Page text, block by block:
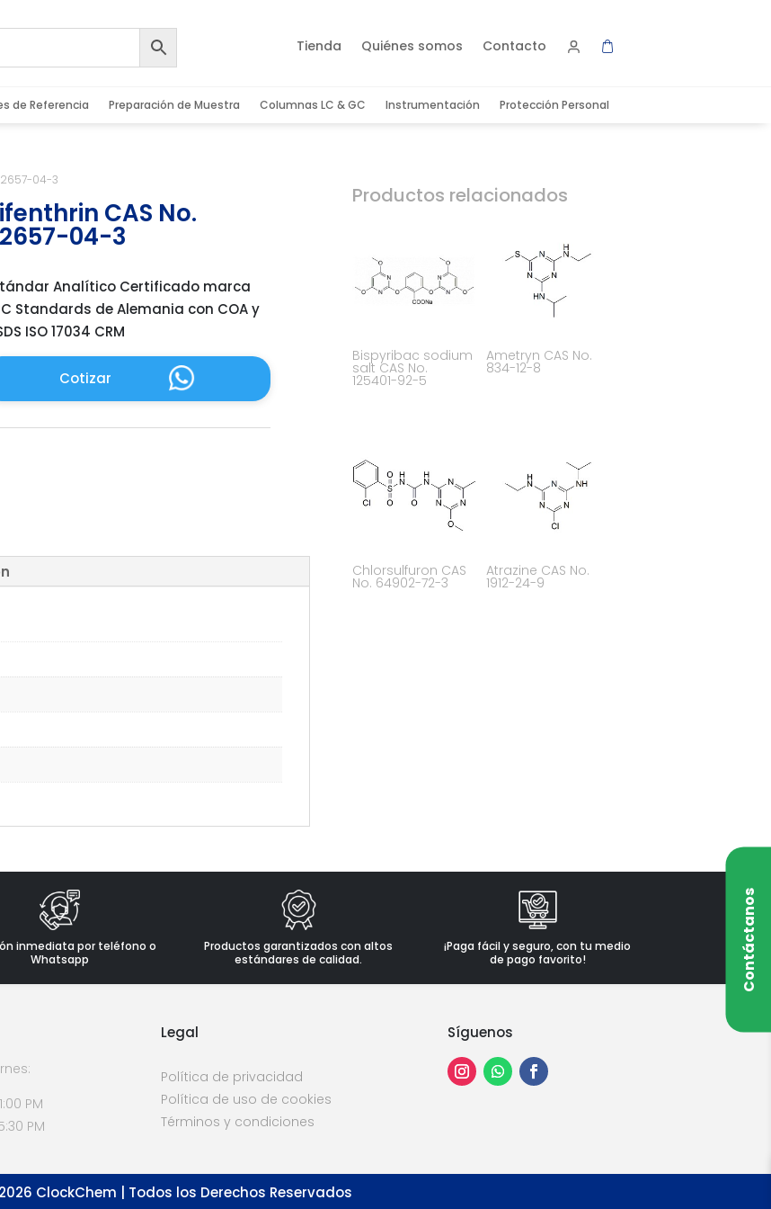
Tienda Quiénes somos Contacto
de Referencia Preparación de Muestra Columnas LC & GC Instrumentación Protección Personal
04-3
CAS No.
04-3
Analítico Certificado marca
Standards de Alemania con COA y
ISO 17034 CRM
Cotizar
Productos relacionados
Bispyribac sodium
salt CAS No.
125401-92-5
Ametryn CAS No.
834-12-8
Chlorsulfuron CAS
No. 64902-72-3
Atrazine CAS No.
1912-24-9
inmediata por teléfono o
Whatsapp
Productos garantizados con altos
estándares de calidad.
¡Paga fácil y seguro, con tu medio
de pago favorito!
Contáctanos
PM
PM
Legal
Política de privacidad
Política de uso de cookies
Términos y condiciones
Síguenos
2026 ClockChem | Todos los Derechos Reservados